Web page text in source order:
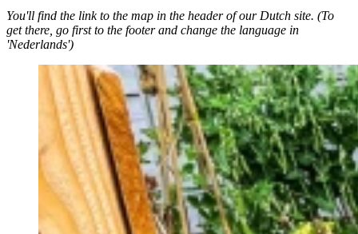
You'll find the link to the map in the header of our Dutch site. (To
get there, go first to the footer and change the language in
'Nederlands')